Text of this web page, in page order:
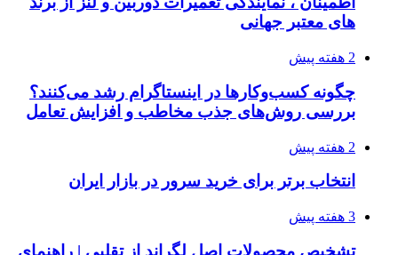
های معتبر جهانی
2 هفته پیش
چگونه کسب‌وکارها در اینستاگرام رشد می‌کنند؟
بررسی روش‌های جذب مخاطب و افزایش تعامل
2 هفته پیش
انتخاب برتر برای خرید سرور در بازار ایران
3 هفته پیش
تشخیص محصولات اصل لگراند از تقلبی | راهنمای